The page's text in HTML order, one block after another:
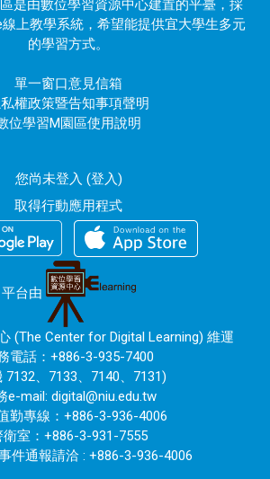
是由數位學習資源中心建置的平臺，採
上教學系統，希望能提供宜大學生多元
的學習方式。
單一窗口意見信箱
權政策暨告知事項聲明
位學習M園區使用說明
您尚未登入 (登入)
取得行動應用程式
平台由
(The Center for Digital Learning) 維運
電話：+886-3-935-7400
7132、7133、7140、7131)
e-mail: digital@niu.edu.tw
勤專線：+886-3-936-4006
衛室：+886-3-931-7555
件通報請洽 : +886-3-936-4006